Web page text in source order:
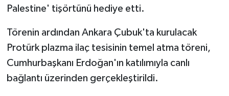
Palestine' tişörtünü hediye etti.
Törenin ardından Ankara Çubuk'ta kurulacak
Protürk plazma ilaç tesisinin temel atma töreni,
Cumhurbaşkanı Erdoğan'ın katılımıyla canlı
bağlantı üzerinden gerçekleştirildi.